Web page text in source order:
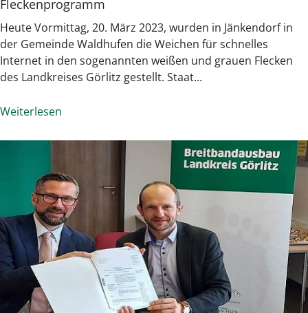
Fleckenprogramm
Heute Vormittag, 20. März 2023, wurden in Jänkendorf in
der Gemeinde Waldhufen die Weichen für schnelles
Internet in den sogenannten weißen und grauen Flecken
des Landkreises Görlitz gestellt. Staat...
Weiterlesen